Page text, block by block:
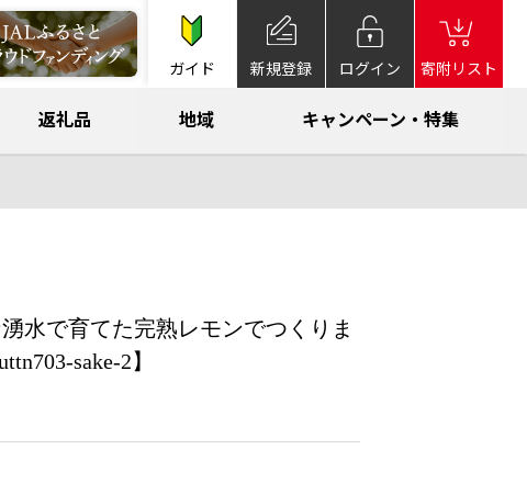
ガイド 新規登録 ログイン 寄附リスト
返礼品 地域 キャンペーン・特集
水で育てた完熟レモンでつくりま
sake-2】